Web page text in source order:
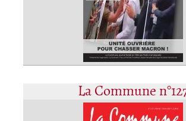
La Commune